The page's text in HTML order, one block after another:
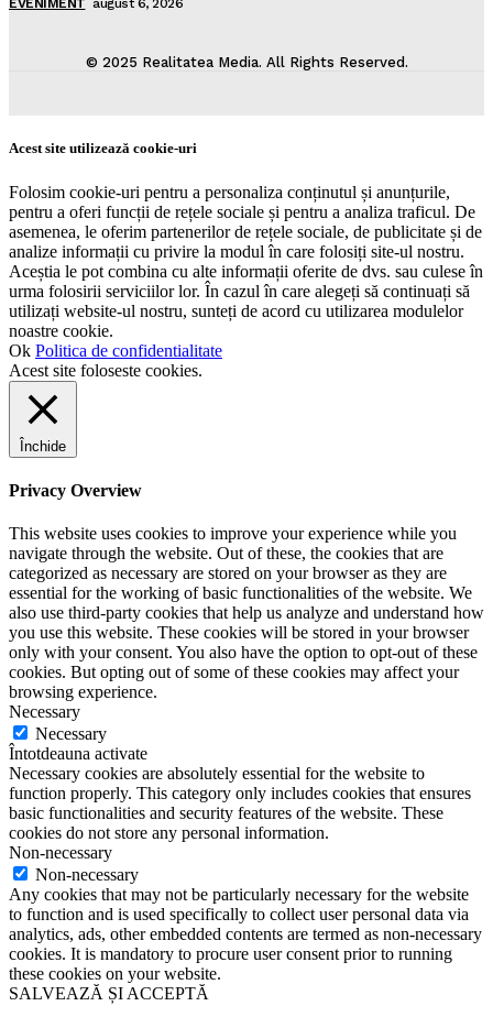
EVENIMENT august 6, 2026
© 2025 Realitatea Media. All Rights Reserved.
Acest site utilizează cookie-uri
Folosim cookie-uri pentru a personaliza conținutul și anunțurile,
pentru a oferi funcții de rețele sociale și pentru a analiza traficul. De
asemenea, le oferim partenerilor de rețele sociale, de publicitate și de
analize informații cu privire la modul în care folosiți site-ul nostru.
Aceștia le pot combina cu alte informații oferite de dvs. sau culese în
urma folosirii serviciilor lor. În cazul în care alegeți să continuați să
utilizați website-ul nostru, sunteți de acord cu utilizarea modulelor
noastre cookie.
Ok Politica de confidentialitate
Acest site foloseste cookies.
Închide
Privacy Overview
This website uses cookies to improve your experience while you
navigate through the website. Out of these, the cookies that are
categorized as necessary are stored on your browser as they are
essential for the working of basic functionalities of the website. We
also use third-party cookies that help us analyze and understand how
you use this website. These cookies will be stored in your browser
only with your consent. You also have the option to opt-out of these
cookies. But opting out of some of these cookies may affect your
browsing experience.
Necessary
Necessary
Întotdeauna activate
Necessary cookies are absolutely essential for the website to
function properly. This category only includes cookies that ensures
basic functionalities and security features of the website. These
cookies do not store any personal information.
Non-necessary
Non-necessary
Any cookies that may not be particularly necessary for the website
to function and is used specifically to collect user personal data via
analytics, ads, other embedded contents are termed as non-necessary
cookies. It is mandatory to procure user consent prior to running
these cookies on your website.
SALVEAZĂ ȘI ACCEPTĂ